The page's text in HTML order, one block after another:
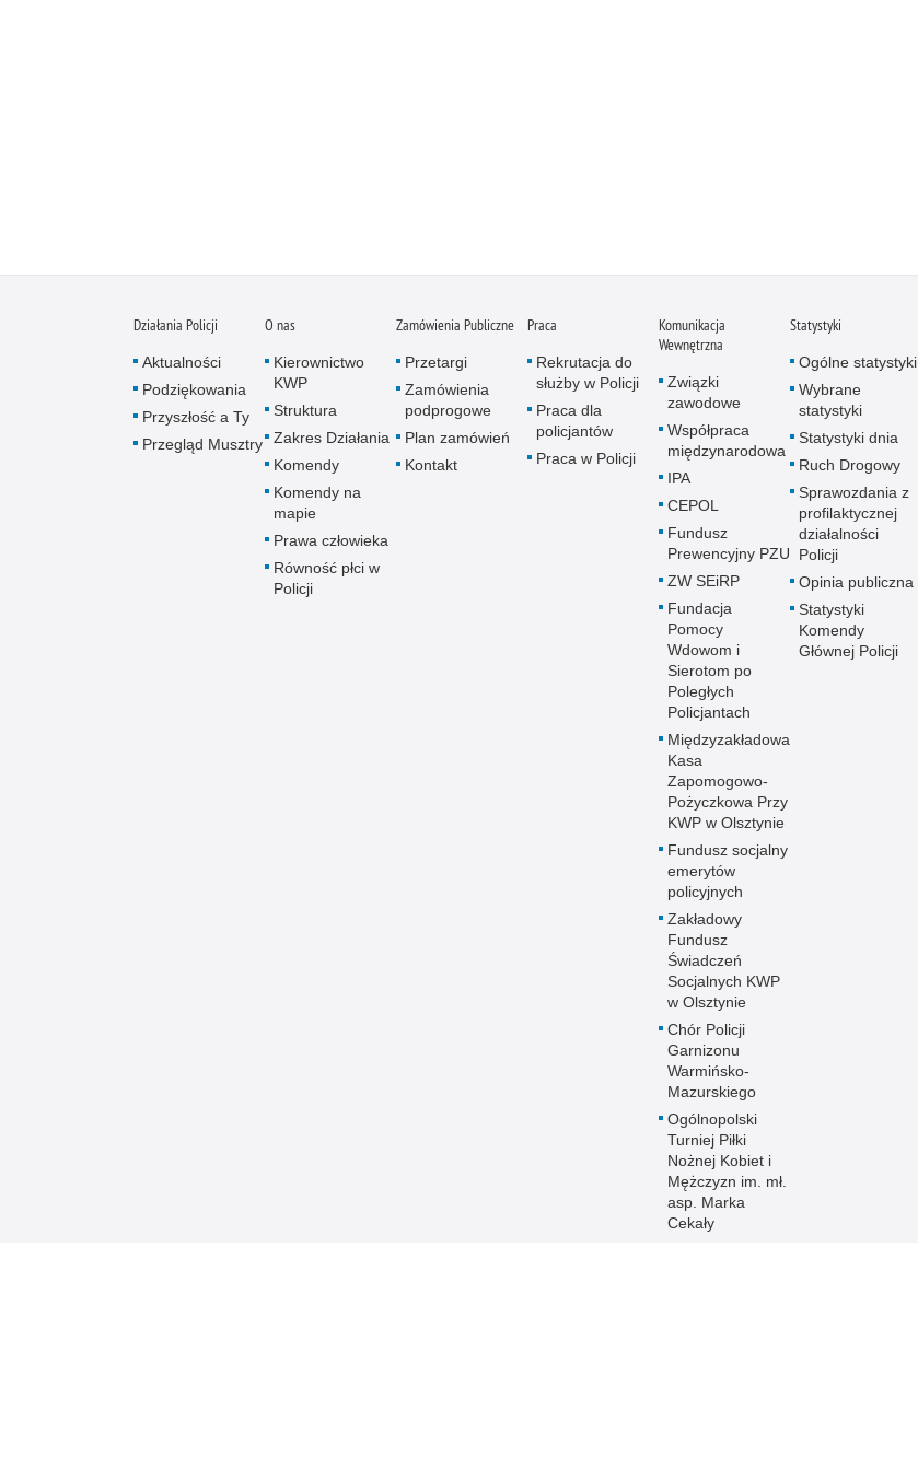
Działania Policji
Aktualności
Podziękowania
Przyszłość a Ty
Przegląd Musztry
O nas
Kierownictwo
KWP
Struktura
Zakres Działania
Komendy
Komendy na
mapie
Prawa człowieka
Równość płci w
Policji
Zamówienia Publiczne
Przetargi
Zamówienia
podprogowe
Plan zamówień
Kontakt
Praca
Rekrutacja do
służby w Policji
Praca dla
policjantów
Praca w Policji
Komunikacja
Wewnętrzna
Związki
zawodowe
Współpraca
międzynarodowa
IPA
CEPOL
Fundusz
Prewencyjny PZU
ZW SEiRP
Fundacja
Pomocy
Wdowom i
Sierotom po
Poległych
Policjantach
Międzyzakładowa
Kasa
Zapomogowo-
Pożyczkowa Przy
KWP w Olsztynie
Fundusz socjalny
emerytów
policyjnych
Zakładowy
Fundusz
Świadczeń
Socjalnych KWP
w Olsztynie
Chór Policji
Garnizonu
Warmińsko-
Mazurskiego
Ogólnopolski
Turniej Piłki
Nożnej Kobiet i
Mężczyzn im. mł.
asp. Marka
Cekały
Statystyki
Ogólne statystyki
Wybrane
statystyki
Statystyki dnia
Ruch Drogowy
Sprawozdania z
profilaktycznej
działalności
Policji
Opinia publiczna
Statystyki
Komendy
Głównej Policji